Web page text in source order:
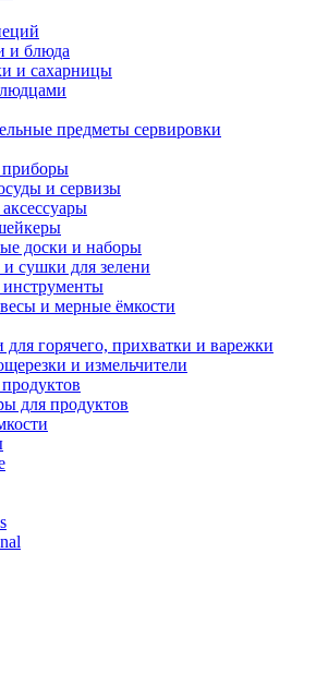
и блюда
и сахарницы
предметы сервировки
и сервизы
доски и наборы
сушки для зелени
и мерные ёмкости
для горячего, прихватки и варежки
и измельчители
для продуктов